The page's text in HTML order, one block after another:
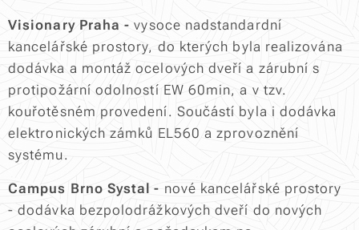
Visionary Praha -vysoce nadstandardní
kancelářské prostory, do kterých byla realizována
dodávka a montáž ocelových dveří a zárubní s
protipožární odolností EW 60min, a v tzv.
kouřotěsném provedení. Součástí byla i dodávka
elektronických zámků EL560 a zprovoznění
systému.
Campus Brno Systal - nové kancelářské prostory
- dodávka bezpolodrážkových dveří do nových